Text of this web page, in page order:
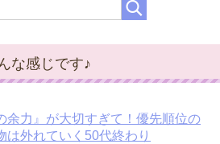
な感じです♪
余力』が大切すぎて！優先順位の
は外れていく50代終わり